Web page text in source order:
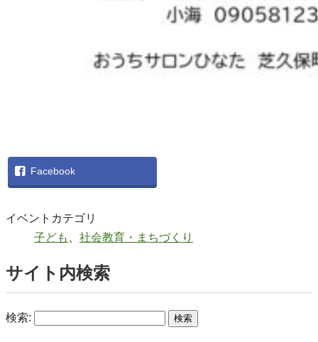
Facebook
イベントカテゴリ
子ども
社会教育・まちづくり
サイト内検索
検索: